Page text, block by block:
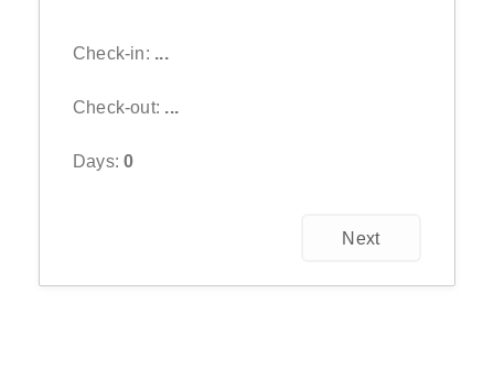
Check-in: ...
Check-out: ...
Days:0
Next